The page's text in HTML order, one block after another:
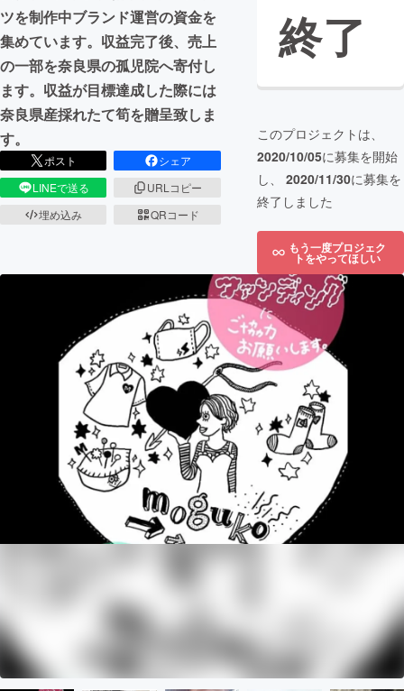
ツを制作中ブランド運営の資金を
集めています。収益完了後、売上
の一部を奈良県の孤児院へ寄付し
ます。収益が目標達成した際には
奈良県産採れたて筍を贈呈致しま
す。
ポスト
シェア
LINEで送る
URLコピー
埋め込み
QRコード
終了
このプロジェクトは、
2020/10/05に募集を開始
し、 2020/11/30に募集を
終了しました
もう一度プロジェク
トをやってほしい